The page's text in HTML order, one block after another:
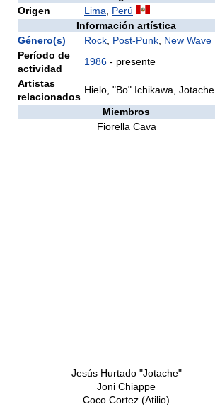
Origen
Lima
Perú
Información artística
Género(s)
Rock Post-Punk New Wave
Período de
actividad
1986 - presente
Artistas
relacionados
Hielo, "Bo" Ichikawa, Jotache
Miembros
Fiorella Cava
Jesús Hurtado "Jotache"
Joni Chiappe
Coco Cortez (Atilio)